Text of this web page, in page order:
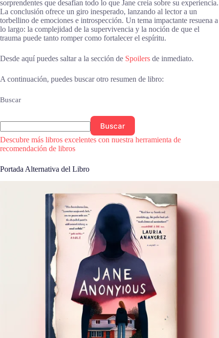
sorprendentes que desafían todo lo que Jane creía sobre su experiencia.
La conclusión ofrece un giro inesperado, lanzando al lector a un
torbellino de emociones e introspección. Un tema impactante resuena a
lo largo: la complejidad de la supervivencia y la noción de que el
trauma puede tanto romper como fortalecer el espíritu.
Desde aquí puedes saltar a la sección de Spoilers de inmediato.
A continuación, puedes buscar otro resumen de libro:
Buscar
Buscar
Descubre más libros excelentes con nuestra herramienta de
recomendación de libros
Portada Alternativa del Libro